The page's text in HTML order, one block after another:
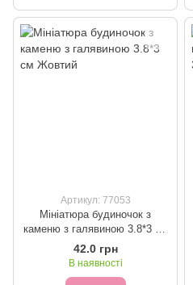
Артикул: 77053
Мініатюра будиночок з
каменю з галявиною 3.8*3 см
Жовтий
42.0 грн
В наявності